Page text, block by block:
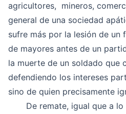
agricultores, mineros,
general de una sociedad
sufre más por la lesión de un
de mayores antes de un
la muerte de un soldado que
defendiendo los intereses
sino de quien precisamente
De remate, igual que a lo